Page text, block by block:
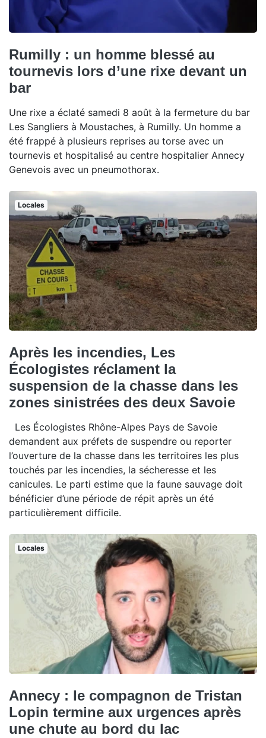
Rumilly : un homme blessé au
tournevis lors d’une rixe devant un
bar
Une rixe a éclaté samedi 8 août à la fermeture du bar
Les Sangliers à Moustaches, à Rumilly. Un homme a
été frappé à plusieurs reprises au torse avec un
tournevis et hospitalisé au centre hospitalier Annecy
Genevois avec un pneumothorax.
Locales
Après les incendies, Les
Écologistes réclament la
suspension de la chasse dans les
zones sinistrées des deux Savoie
Les Écologistes Rhône-Alpes Pays de Savoie
demandent aux préfets de suspendre ou reporter
l’ouverture de la chasse dans les territoires les plus
touchés par les incendies, la sécheresse et les
canicules. Le parti estime que la faune sauvage doit
bénéficier d’une période de répit après un été
particulièrement difficile.
Locales
Annecy : le compagnon de Tristan
Lopin termine aux urgences après
une chute au bord du lac